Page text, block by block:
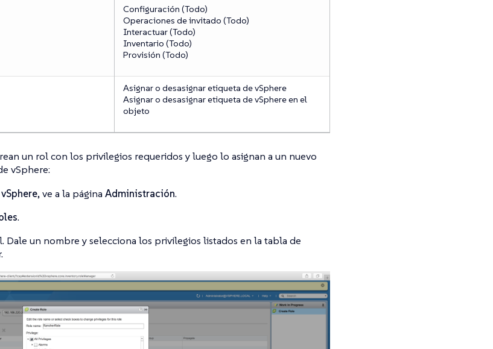
Configuración (Todo)
Operaciones de invitado (Todo)
Interactuar (Todo)
Inventario (Todo)
Provisión (Todo)
Asignar o desasignar etiqueta de vSphere
Asignar o desasignar etiqueta de vSphere en el
objeto
un rol con los privilegios requeridos y luego lo asignan a un nuevo
vSphere:
vSphere, ve a la página Administración.
.
Dale un nombre y selecciona los privilegios listados en la tabla de